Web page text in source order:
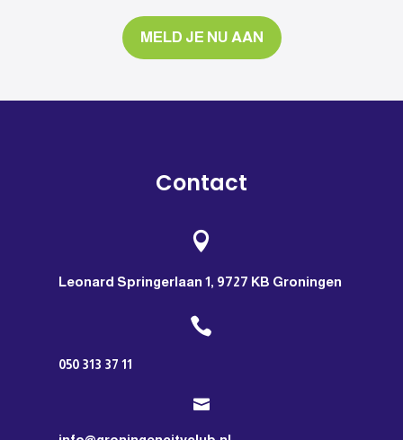
MELD JE NU AAN
Contact

Leonard Springerlaan 1, 9727 KB Groningen

050 313 37 11
